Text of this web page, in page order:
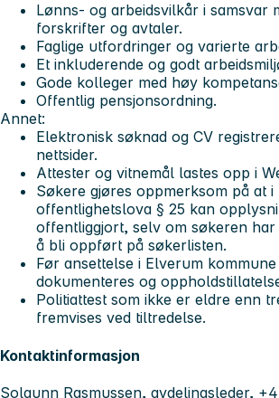
Lønns- og arbeidsvilkår i samsvar
forskrifter og avtaler.
Faglige utfordringer og varierte
Et inkluderende og godt
Gode kolleger med høy
Offentlig pensjonsordning.
Annet:
Elektronisk søknad og CV
nettsider.
Attester og vitnemål lastes opp i
Søkere gjøres oppmerksom på at
offentlighetslova § 25 kan
offentliggjort, selv om søkeren har
å bli oppført på søkerlisten.
Før ansettelse i Elverum
dokumenteres og
Politiattest som ikke er eldre enn
fremvises ved tiltredelse.
Kontaktinformasjon
Solgunn Rasmussen, avdelingsleder,